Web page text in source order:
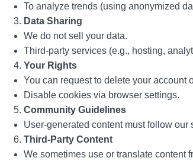
To analyze trends (using anonymized
Data Sharing
We do not sell your data.
Third-party services (e.g., hosting,
Your Rights
You can request to delete your account
Disable cookies via browser settings.
Community Guidelines
User-generated content must follow
Third-Party Content
We sometimes use or translate content